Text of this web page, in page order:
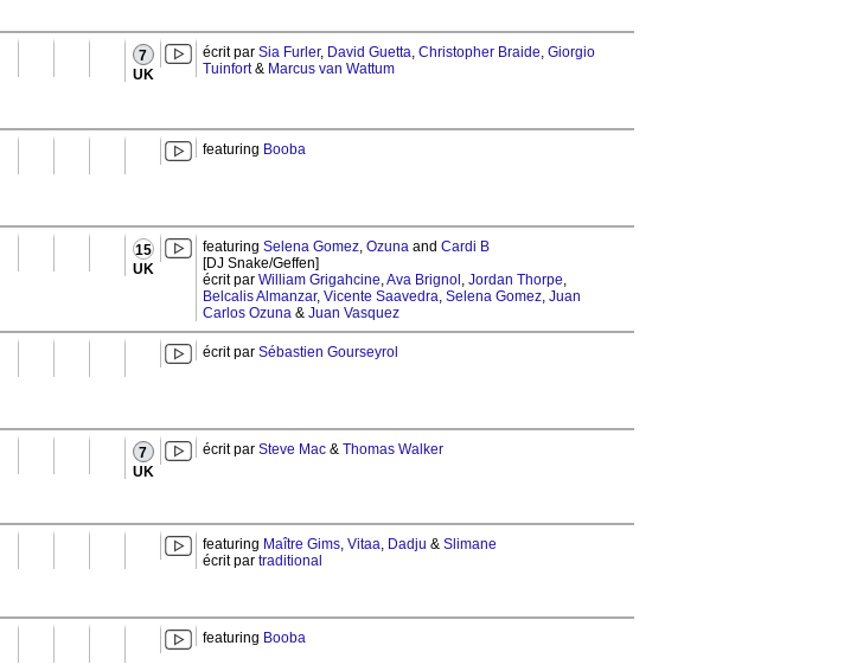
7
UK
écrit par Sia Furler, David Guetta, Christopher Braide, Giorgio
Tuinfort& Marcus van Wattum
featuring Booba
15
UK
featuring Selena Gomez, Ozuna and Cardi B
[DJ Snake/Geffen]
écrit par William Grigahcine,Ava Brignol , Jordan Thorpe,
Belcalis Almanzar, Vicente Saavedra, Selena Gomez, Juan
Carlos Ozuna & Juan Vasquez
écrit par Sébastien Gourseyrol
7
UK
écrit par Steve Mac & Thomas Walker
featuring Maître Gims, Vitaa, Dadju & Slimane
écrit par traditional
featuring Booba